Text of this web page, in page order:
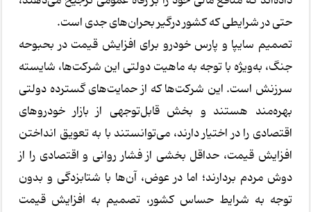
حتی در شرایطی که کشور درگیر بحران‌های جدی است.
تصمیم سایپا و پارس خودرو برای افزایش قیمت در بحبوحه
جنگ، به‌ویژه با توجه به ماهیت دولتی این شرکت‌ها، شایسته
سرزنش است. این شرکت‌ها که از حمایت‌های گسترده دولتی
بهره‌مند هستند و بخش قابل‌توجهی از بازار خودروهای
اقتصادی را در اختیار دارند، می‌توانستند با به تعویق انداختن
افزایش قیمت، حداقل بخشی از فشار روانی و اقتصادی را از
دوش مردم بردارند؛ اما در عوض، آن‌ها با شتابزدگی و بدون
توجه به شرایط حساس کشور، تصمیم به افزایش قیمت